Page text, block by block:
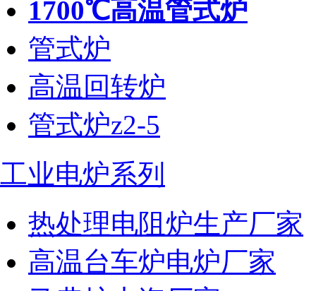
1700℃高温管式炉
管式炉
高温回转炉
管式炉z2-5
工业电炉系列
热处理电阻炉生产厂家
高温台车炉电炉厂家